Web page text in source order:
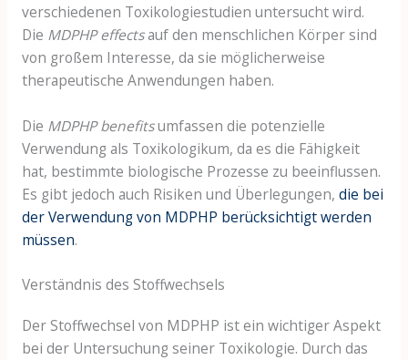
verschiedenen Toxikologiestudien untersucht wird.
Die MDPHP effectsauf den menschlichen Körper sind
von großem Interesse, da sie möglicherweise
therapeutische Anwendungen haben.
Die MDPHP benefitsumfassen die potenzielle
Verwendung als Toxikologikum, da es die Fähigkeit
hat, bestimmte biologische Prozesse zu beeinflussen.
Es gibt jedoch auch Risiken und Überlegungen, die bei
der Verwendung von MDPHP berücksichtigt werden
müssen.
Verständnis des Stoffwechsels
Der Stoffwechsel von MDPHP ist ein wichtiger Aspekt
bei der Untersuchung seiner Toxikologie. Durch das